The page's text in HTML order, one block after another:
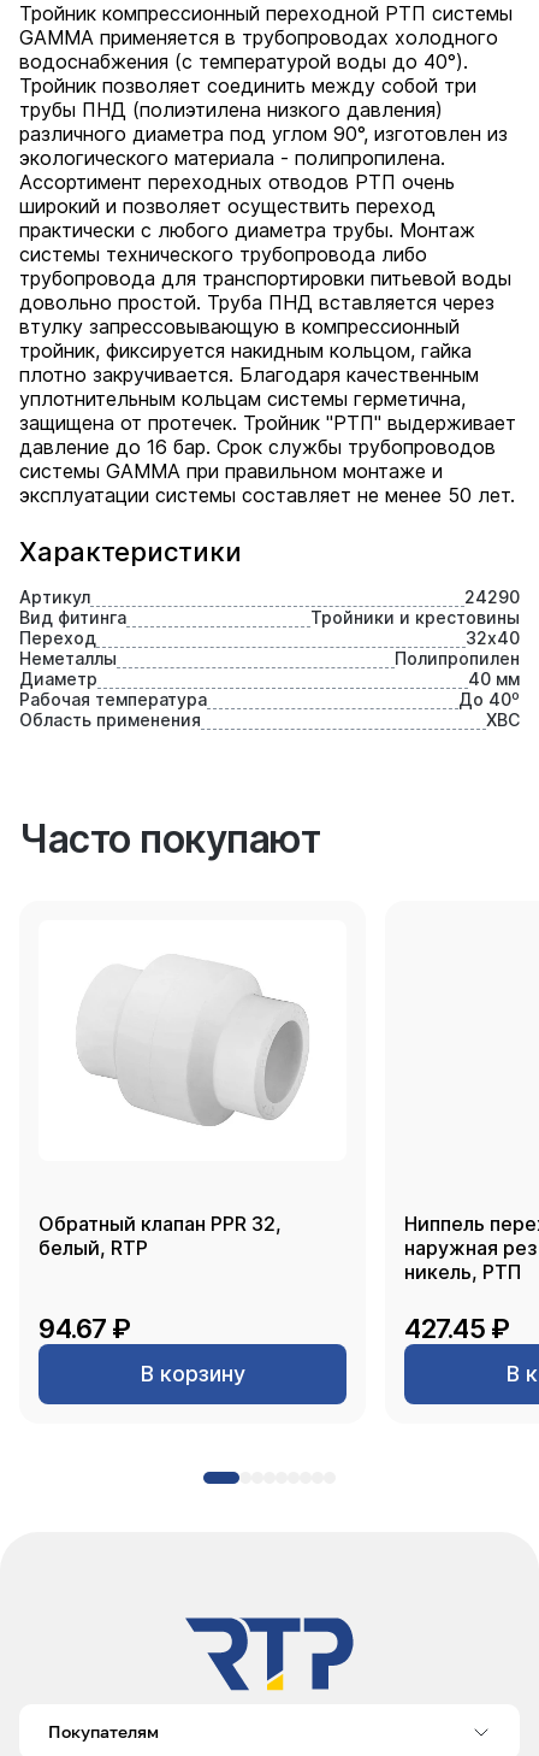
Характеристики
Артикул
24290
Вид фитинга
Тройники и крестовины
Переход
32х40
Неметаллы
Полипропилен
Диаметр
40 мм
Рабочая температура
До 40⁰
Область применения
ХВС
Тройник компрессионный переходной РТП системы
GAMMA применяется в трубопроводах холодного
водоснабжения (с температурой воды до 40°).
Тройник позволяет соединить между собой три
трубы ПНД (полиэтилена низкого давления)
различного диаметра под углом 90°, изготовлен из
экологического материала - полипропилена.
Ассортимент переходных отводов РТП очень
широкий и позволяет осуществить переход
практически с любого диаметра трубы. Монтаж
системы технического трубопровода либо
трубопровода для транспортировки питьевой воды
довольно простой. Труба ПНД вставляется через
втулку запрессовывающую в компрессионный
тройник, фиксируется накидным кольцом, гайка
плотно закручивается. Благодаря качественным
уплотнительным кольцам системы герметична,
защищена от протечек. Тройник "РТП" выдерживает
давление до 16 бар. Срок службы трубопроводов
системы GAMMA при правильном монтаже и
эксплуатации системы составляет не менее 50 лет.
Часто покупают
Обратный клапан PPR 32,
белый, RTP
94.67 ₽
В корзину
Ниппель
наружная
никель, РТП
427.45 ₽
В
Покупателям